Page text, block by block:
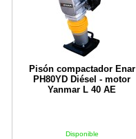
Pisón compactador Enar
PH80YD Diésel - motor
Yanmar L 40 AE
Disponible